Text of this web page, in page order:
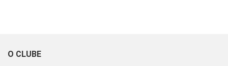
O CLUBE